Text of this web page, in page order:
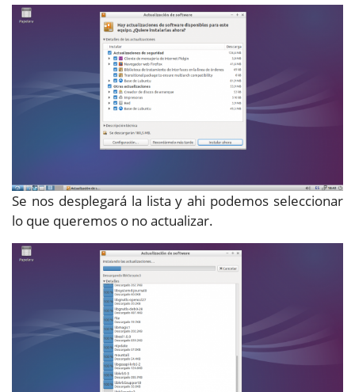
Se nos desplegará la lista y ahi podemos seleccionar
lo que queremos o no actualizar.